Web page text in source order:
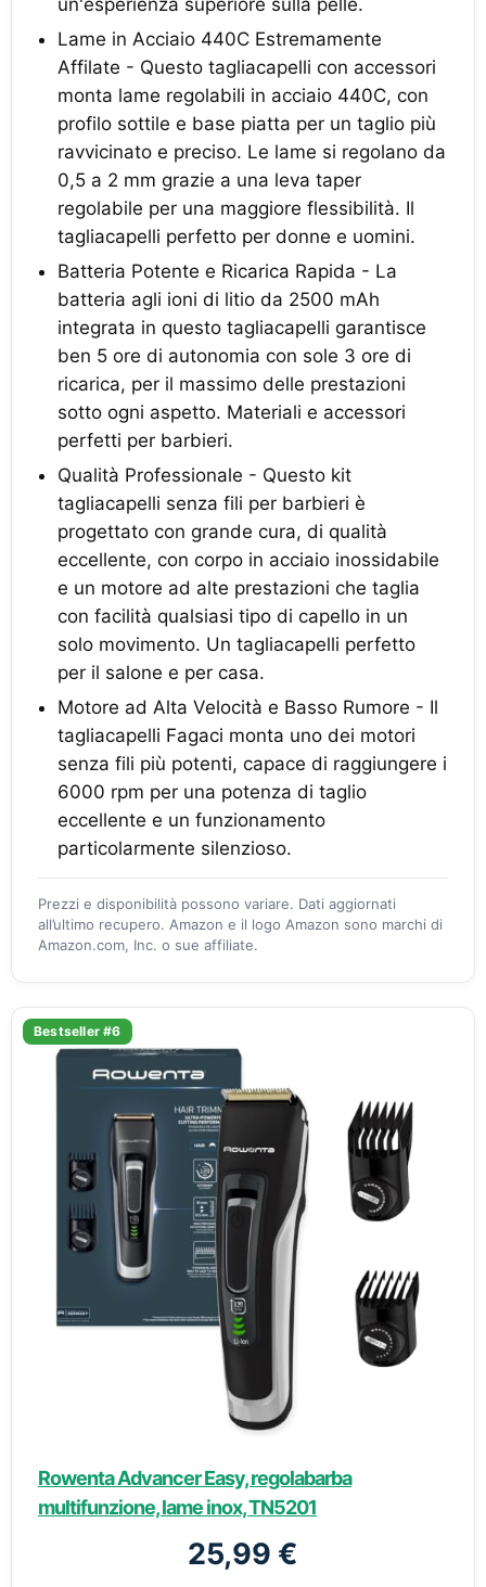
un'esperienza superiore sulla pelle.
Lame in Acciaio 440C Estremamente
Affilate - Questo tagliacapelli con accessori
monta lame regolabili in acciaio 440C, con
profilo sottile e base piatta per un taglio più
ravvicinato e preciso. Le lame si regolano da
0,5 a 2 mm grazie a una leva taper
regolabile per una maggiore flessibilità. Il
tagliacapelli perfetto per donne e uomini.
Batteria Potente e Ricarica Rapida - La
batteria agli ioni di litio da 2500 mAh
integrata in questo tagliacapelli garantisce
ben 5 ore di autonomia con sole 3 ore di
ricarica, per il massimo delle prestazioni
sotto ogni aspetto. Materiali e accessori
perfetti per barbieri.
Qualità Professionale - Questo kit
tagliacapelli senza fili per barbieri è
progettato con grande cura, di qualità
eccellente, con corpo in acciaio inossidabile
e un motore ad alte prestazioni che taglia
con facilità qualsiasi tipo di capello in un
solo movimento. Un tagliacapelli perfetto
per il salone e per casa.
Motore ad Alta Velocità e Basso Rumore - Il
tagliacapelli Fagaci monta uno dei motori
senza fili più potenti, capace di raggiungere i
6000 rpm per una potenza di taglio
eccellente e un funzionamento
particolarmente silenzioso.
Prezzi e disponibilità possono variare. Dati aggiornati
all’ultimo recupero. Amazon e il logo Amazon sono marchi di
Amazon.com, Inc. o sue affiliate.
Bestseller #6
Rowenta Advancer Easy, regolabarba
multifunzione, lame inox, TN5201
25,99 €